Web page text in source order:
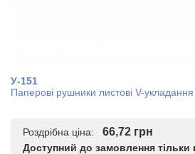
У-151
Паперові рушники листові V-укладання
Роздрібна ціна: 66,72 грн
Доступний до замовлення тільки